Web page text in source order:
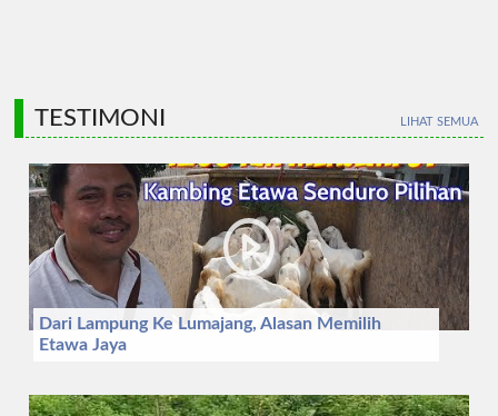
TESTIMONI LIHAT SEMUA
Dari Lampung Ke Lumajang, Alasan Memilih
Etawa Jaya